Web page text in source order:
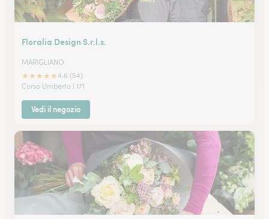
Floralia Design S.r.l.s.
MARIGLIANO
★★★★★4.6 (54)
Corso Umberto I 171
Vedi il negozio